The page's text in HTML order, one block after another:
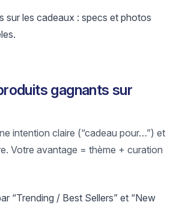
sur les cadeaux : specs et photos
gagnants sur
intention claire (“cadeau pour…”) et
Votre avantage = thème + curation
“Trending / Best Sellers” et “New